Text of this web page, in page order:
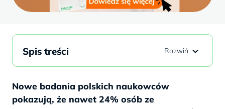
Nowe badania polskich naukowców
pokazują, że nawet 24% osób ze
Spis treści